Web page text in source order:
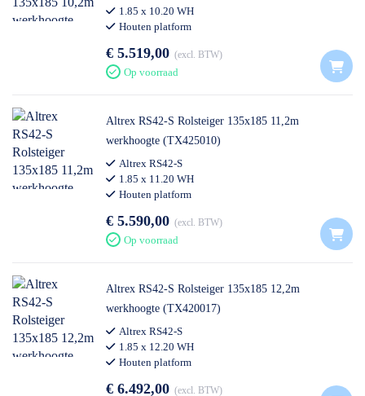
1.85 x 10.20 WH
Houten platform
€ 5.519,00 excl. BTW
Op voorraad
Altrex RS42-S Rolsteiger 135x185 11,2m
werkhoogte (TX425010)
Altrex RS42-S
1.85 x 11.20 WH
Houten platform
€ 5.590,00 excl. BTW
Op voorraad
Altrex RS42-S Rolsteiger 135x185 12,2m
werkhoogte (TX420017)
Altrex RS42-S
1.85 x 12.20 WH
Houten platform
€ 6.492,00 excl. BTW